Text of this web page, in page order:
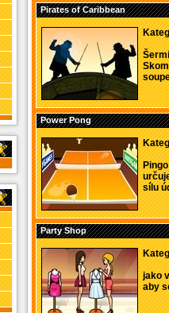
Pirates of Caribbean
Power Pong
sílu
Party Shop
jako
aby